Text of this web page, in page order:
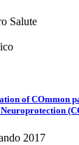
Salute
of COmmon
2017